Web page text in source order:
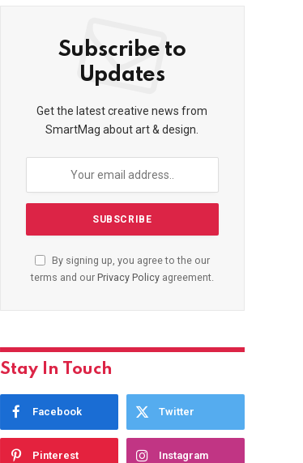
Subscribe to
Updates
Get the latest creative news from
SmartMag about art & design.
By signing up, you agree to the our
terms and our Privacy Policyagreement.
Stay In Touch
Facebook Twitter
Pinterest Instagram